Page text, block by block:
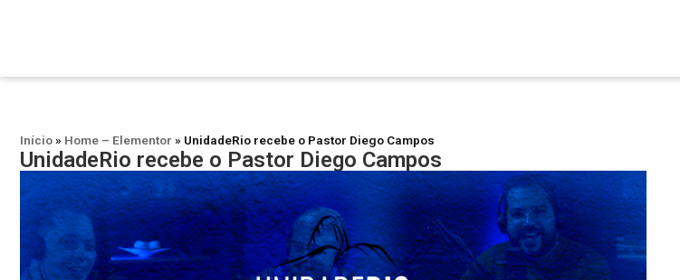
Início» Home – Elementor » UnidadeRio recebe o Pastor Diego Campos
UnidadeRio recebe o Pastor Diego Campos